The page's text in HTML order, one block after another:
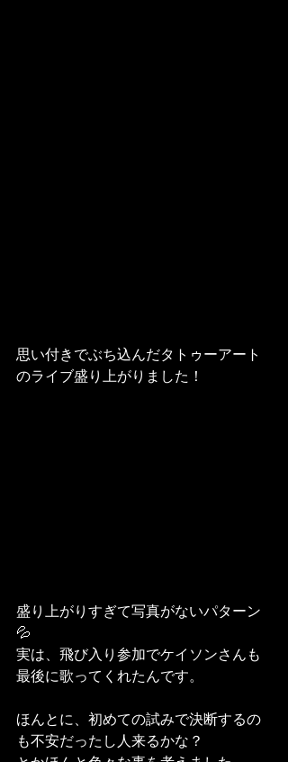
思い付きでぶち込んだタトゥーアート
のライブ盛り上がりました！
盛り上がりすぎて写真がないパターン
💦
実は、飛び入り参加でケイソンさんも
最後に歌ってくれたんです。
ほんとに、初めての試みで決断するの
も不安だったし人来るかな？